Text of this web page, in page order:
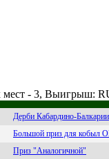
мест - 3, Выигрыш:
Дерби Кабардино-Балкарии
Большой приз для кобыл
Приз "Аналогичной"